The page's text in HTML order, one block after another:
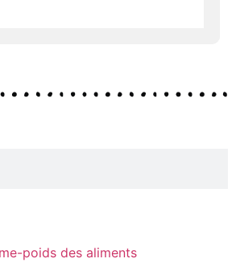
poids des aliments